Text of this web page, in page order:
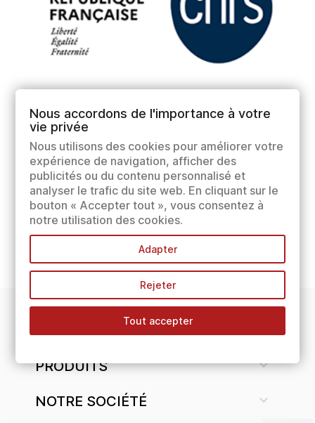
INFORMATIONS
PRODUITS 
NOTRE SOCIÉTÉ 
Nous accordons de l'importance à votre
vie privée
Nous utilisons des cookies pour améliorer votre
expérience de navigation, afficher des
publicités ou du contenu personnalisé et
analyser le trafic du site web. En cliquant sur le
bouton « Accepter tout », vous consentez à
notre utilisation des cookies.
Adapter
Rejeter
Tout accepter